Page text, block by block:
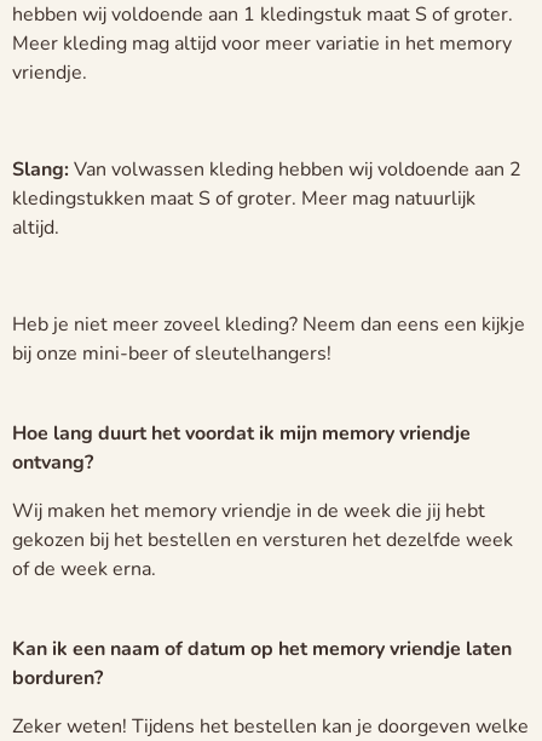
hebben wij voldoende aan 1 kledingstuk maat S of groter.
Meer kleding mag altijd voor meer variatie in het memory
vriendje.
Slang:Van volwassen kleding hebben wij voldoende aan 2
kledingstukken maat S of groter. Meer mag natuurlijk
altijd.
Heb je niet meer zoveel kleding? Neem dan eens een kijkje
bij onze mini-beer of sleutelhangers!
Hoe lang duurt het voordat ik mijn memory vriendje
ontvang?
Wij maken het memory vriendje in de week die jij hebt
gekozen bij het bestellen en versturen het dezelfde week
of de week erna.
Kan ik een naam of datum op het memory vriendje laten
borduren?
Zeker weten! Tijdens het bestellen kan je doorgeven welke